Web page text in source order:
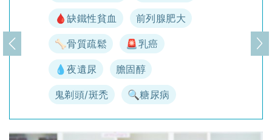
🩸缺鐵性貧血 前列腺肥大
🦴骨質疏鬆 🚨乳癌
💧夜遺尿 膽固醇
鬼剃頭/斑禿 🔍糖尿病
上一頁 下